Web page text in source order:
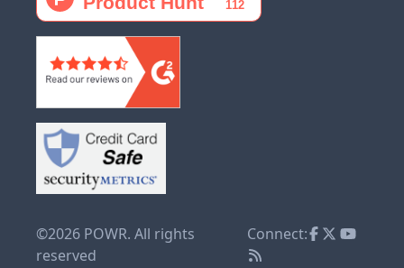
©2026 POWR. All rights
reserved
Connect: